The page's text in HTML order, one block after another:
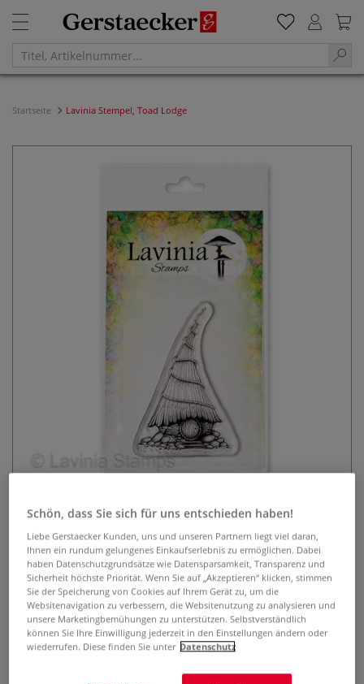
Startseite Lavinia Stempel, Toad Lodge
Lavinia Stempel, Toad Lodge
0 Bewertungen
Der transparente Lavinia Stempel ist optimal geeignet, um
mit Hilfe eines Acryl-Stempelblocks zauberhafte Karten,
Einladungen, Scrapbooks u.v.m. zu gestalten. Selbsthaftend
und wiederverwendbar.
Mehr
9,03 €
Schön, dass Sie sich für uns entschieden haben!
Liebe Gerstaecker Kunden, uns und unseren Partnern liegt viel daran,
Ihnen ein rundum gelungenes Einkaufserlebnis zu ermöglichen. Dabei
haben Datenschutzgrundsätze wie Datensparsamkeit, Transparenz und
Sicherheit höchste Priorität. Wenn Sie auf „Akzeptieren“ klicken, stimmen
Sie der Speicherung von Cookies auf Ihrem Gerät zu, um die
Websitenavigation zu verbessern, die Websitenutzung zu analysieren und
unsere Marketingbemühungen zu unterstützen. Selbstverständlich
können Sie Ihre Einwilligung jederzeit in den Einstellungen ändern oder
wiederrufen. Diese finden Sie unter Datenschutz